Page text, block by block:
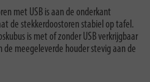
met USB is aan de onderkant
de stekkerdoostoren stabiel op tafel.
is met of zonder USB verkrijgbaar
de meegeleverde houder stevig aan de